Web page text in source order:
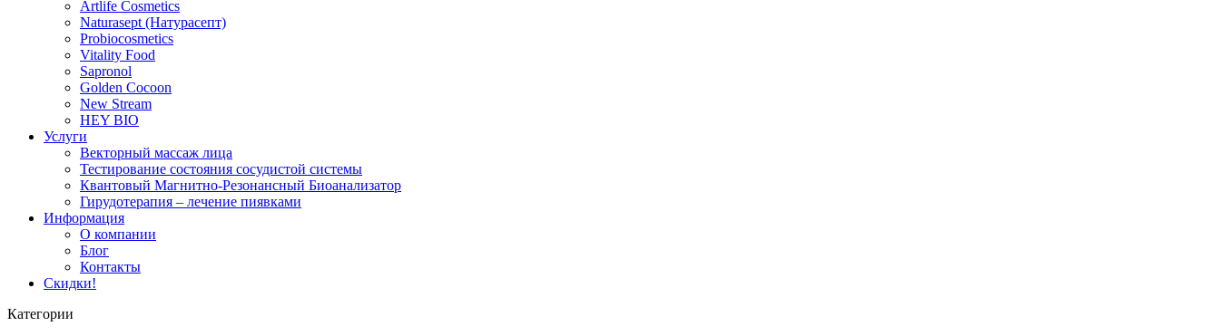
Artlife Cosmetics
Naturasept (Натурасепт)
Probiocosmetics
Vitality Food
Sapronol
Golden Cocoon
New Stream
HEY BIO
Услуги
Векторный массаж лица
Тестирование состояния сосудистой системы
Квантовый Магнитно-Резонансный Биоанализатор
Гирудотерапия – лечение пиявками
Информация
О компании
Блог
Контакты
Скидки!
Категории